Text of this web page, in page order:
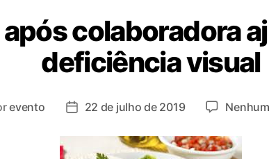
colaboradora
deficiência visual
evento 22 de julho de 2019